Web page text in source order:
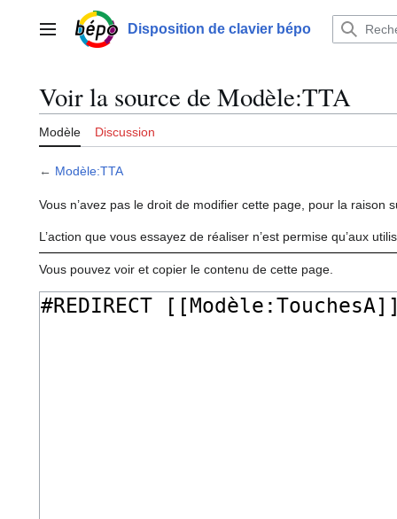
contenuMenu principalDisposition de clavier bépo
Voir la source de Modèle:TTA
Modèle Discussion
← Modèle:TTA
Vous n’avez pas le droit de modifier cette page, pour la raison
L’action que vous essayez de réaliser n’est permise qu’aux
Vous pouvez voir et copier le contenu de cette page.